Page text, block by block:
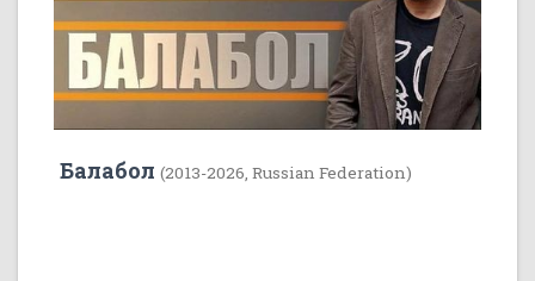
Балабол (2013-2026, Russian Federation)